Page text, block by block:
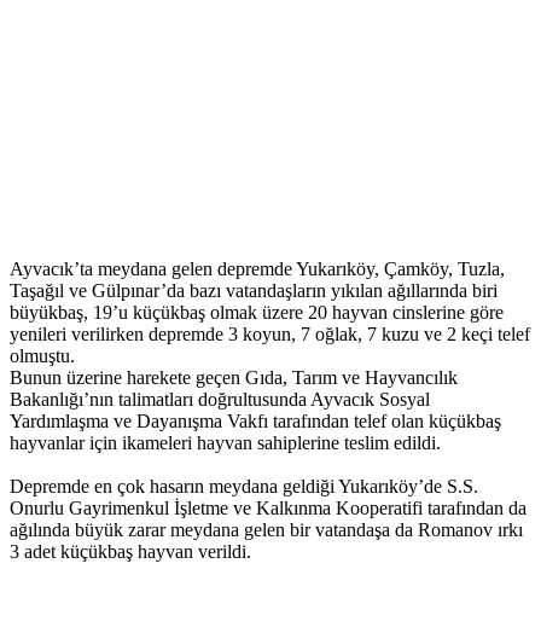
Ayvacık’ta meydana gelen depremde Yukarıköy, Çamköy, Tuzla,
Taşağıl ve Gülpınar’da bazı vatandaşların yıkılan ağıllarında biri
büyükbaş, 19’u küçükbaş olmak üzere 20 hayvan cinslerine göre
yenileri verilirken depremde 3 koyun, 7 oğlak, 7 kuzu ve 2 keçi telef
olmuştu.
Bunun üzerine harekete geçen Gıda, Tarım ve Hayvancılık
Bakanlığı’nın talimatları doğrultusunda Ayvacık Sosyal
Yardımlaşma ve Dayanışma Vakfı tarafından telef olan küçükbaş
hayvanlar için ikameleri hayvan sahiplerine teslim edildi.
Depremde en çok hasarın meydana geldiği Yukarıköy’de S.S.
Onurlu Gayrimenkul İşletme ve Kalkınma Kooperatifi tarafından da
ağılında büyük zarar meydana gelen bir vatandaşa da Romanov ırkı
3 adet küçükbaş hayvan verildi.